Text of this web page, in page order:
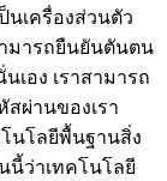
นเครื่องส่วนตัว
มารถยืนยันตันตน
เอง เราสามารถ
สผ่านของเรา
นโลยีพื้นฐานสิ่ง
นี้ว่าเทคโนโลยี